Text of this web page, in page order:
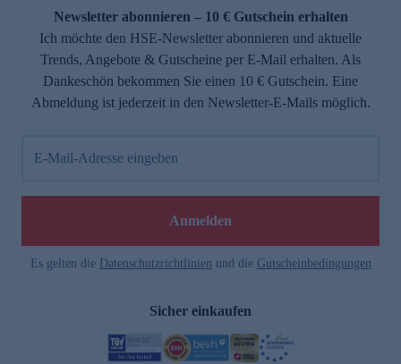
Newsletter abonnieren – 10 € Gutschein erhalten
Ich möchte den HSE-Newsletter abonnieren und aktuelle
Trends, Angebote & Gutscheine per E-Mail erhalten. Als
Dankeschön bekommen Sie einen 10 € Gutschein. Eine
Abmeldung ist jederzeit in den Newsletter-E-Mails möglich.
E-Mail-Adresse eingeben
Anmelden
Es gelten die Datenschutzrichtlinien und die Gutscheinbedingungen
Sicher einkaufen